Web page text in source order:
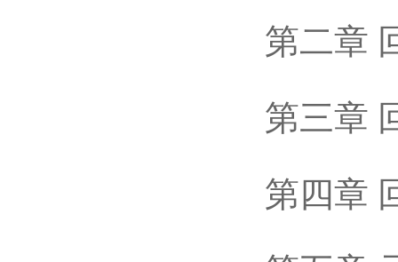
第二章 回
第三章 回
第四章 回